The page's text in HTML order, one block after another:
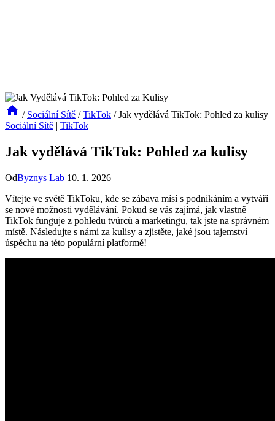
/ Sociální Sítě / TikTok / Jak vydělává TikTok: Pohled za kulisy
Sociální Sítě | TikTok
Jak vydělává TikTok: Pohled za kulisy
OdByznys Lab 10. 1. 2026
Vítejte ve světě TikToku, kde se zábava mísí s podnikáním a vytváří
se nové možnosti vydělávání. Pokud se vás zajímá, jak vlastně
TikTok funguje z pohledu tvůrců a marketingu, tak jste na správném
místě. Následujte s námi za kulisy a zjistěte, jaké jsou tajemství
úspěchu na této populární platformě!